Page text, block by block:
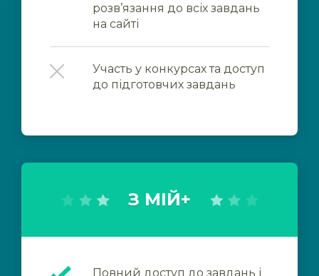
розв’язання до всіх завдань
на сайті
Участь у конкурсах та доступ
до підготовчих завдань
З МІЙ+
Повний доступ до завдань і